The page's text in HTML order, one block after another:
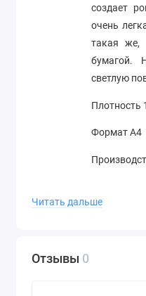
создает
очень
такая же,
бумагой.
светлую
Плотность
Формат А4
Читать дальше
Отзывы 0